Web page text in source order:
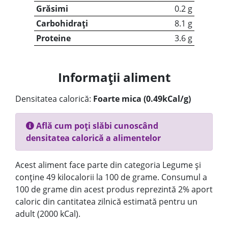
Grăsimi
0.2 g
Carbohidrați
8.1 g
Proteine
3.6 g
Informații aliment
Densitatea calorică: Foarte mica (0.49kCal/g)
Află cum poți slăbi cunoscând
densitatea calorică a alimentelor
Acest aliment face parte din categoria Legume și
conține 49 kilocalorii la 100 de grame. Consumul a
100 de grame din acest produs reprezintă 2% aport
caloric din cantitatea zilnică estimată pentru un
adult (2000 kCal).